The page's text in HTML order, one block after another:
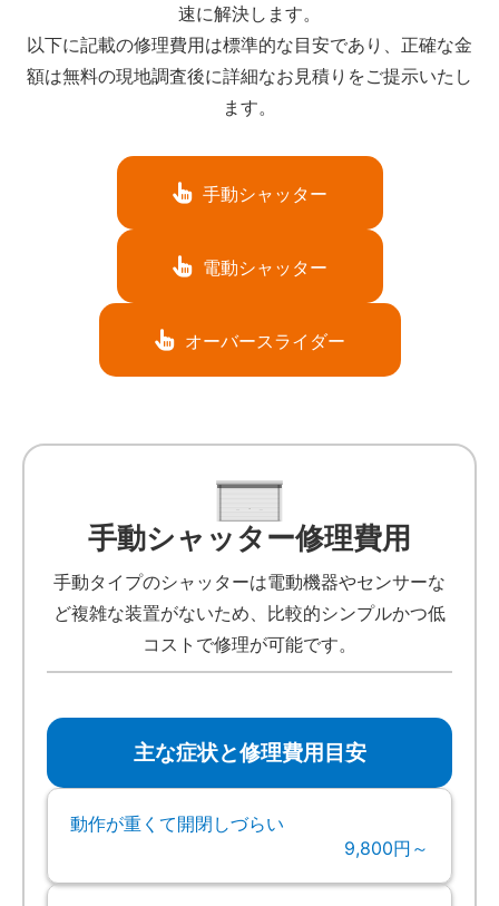
速に解決します。
以下に記載の修理費用は標準的な目安であり、正確な金
額は無料の現地調査後に詳細なお見積りをご提示いたし
ます。
手動シャッター
電動シャッター
オーバースライダー
手動シャッター修理費用
手動タイプのシャッターは電動機器やセンサーな
ど複雑な装置がないため、比較的シンプルかつ低
コストで修理が可能です。
主な症状と修理費用目安
動作が重くて開閉しづらい
9,800円～